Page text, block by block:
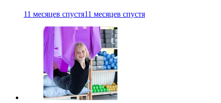
11 месяцев спустя11 месяцев спустя